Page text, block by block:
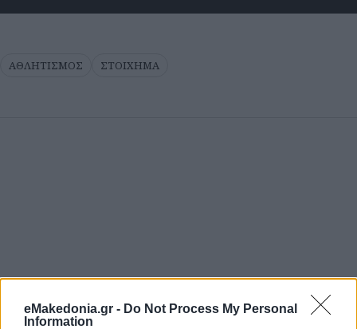
eMakedonia.gr - Do Not Process My Personal
Information
ΑΘΛΗΤΙΣΜΟΣ ΣΤΟΙΧΗΜΑ